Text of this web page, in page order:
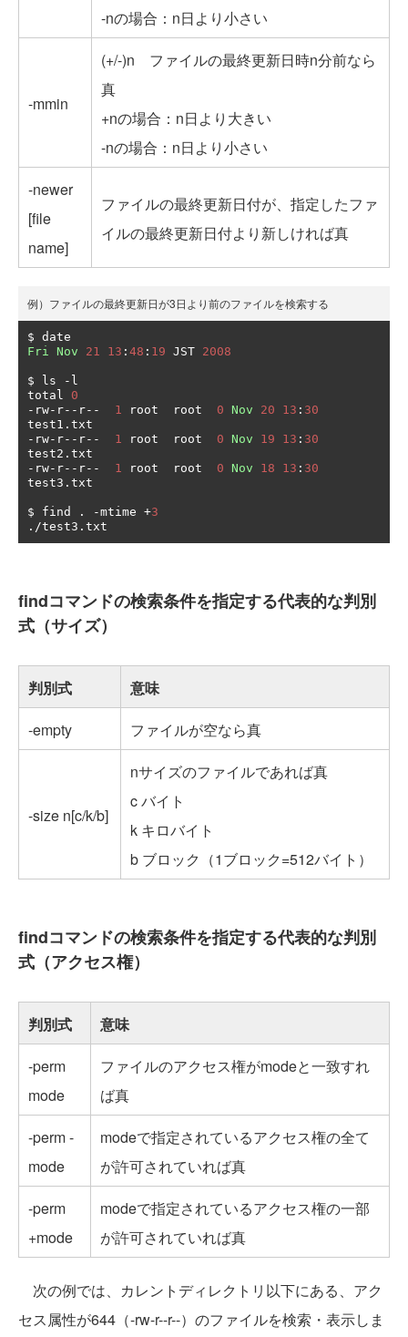
-nの場合：n日より小さい
-mmin
(+/-)n ファイルの最終更新日時n分前なら
真
+nの場合：n日より大きい
-nの場合：n日より小さい
-newer
[file
name]
ファイルの最終更新日付が、指定したファ
イルの最終更新日付より新しければ真
例）ファイルの最終更新日が3日より前のファイルを検索する
Fri Nov 21 13 : 48 : 19 JST 2008
$ ls - l
total 0
- rw- r-- r-- 1 root  root 0 Nov 20 13 : 30
test1 .
- rw- r-- r-- 1 root  root 0 Nov 19 13 : 30
test2 .
- rw- r-- r-- 1 root  root 0 Nov 18 13 : 30
test3 . txt
$ find . -mtime +3
./test3 . txt
findコマンドの検索条件を指定する代表的な判別
式（サイズ）
判別式
意味
-empty
ファイルが空なら真
-size n[c/k/b]
nサイズのファイルであれば真
c バイト
k キロバイト
b ブロック（1ブロック=512バイト）
findコマンドの検索条件を指定する代表的な判別
式（アクセス権）
判別式
意味
-perm
mode
ファイルのアクセス権がmodeと一致すれ
ば真
-perm -
mode
modeで指定されているアクセス権の全て
が許可されていれば真
-perm
+mode
modeで指定されているアクセス権の一部
が許可されていれば真
次の例では、カレントディレクトリ以下にある、アク
セス属性が644（-rw-r--r--）のファイルを検索・表示しま